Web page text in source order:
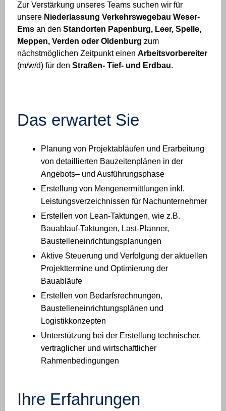
Zur Verstärkung unseres Teams suchen wir für
unsere Niederlassung Verkehrswegebau Weser-
Ems an den Standorten Papenburg, Leer, Spelle,
Meppen, Verden oder Oldenburg zum
nächstmöglichen Zeitpunkt einen Arbeitsvorbereiter
(m/w/d) für den Straßen- Tief- und Erdbau.
Das erwartet Sie
Planung von Projektabläufen und Erarbeitung
von detaillierten Bauzeitenplänen in der
Angebots– und Ausführungsphase
Erstellung von Mengenermittlungen inkl.
Leistungsverzeichnissen für Nachunternehmer
Erstellen von Lean-Taktungen, wie z.B.
Bauablauf-Taktungen, Last-Planner,
Baustelleneinrichtungsplanungen
Aktive Steuerung und Verfolgung der aktuellen
Projekttermine und Optimierung der
Bauabläufe
Erstellen von Bedarfsrechnungen,
Baustelleneinrichtungsplänen und
Logistikkonzepten
Unterstützung bei der Erstellung technischer,
vertraglicher und wirtschaftlicher
Rahmenbedingungen
Ihre Erfahrungen